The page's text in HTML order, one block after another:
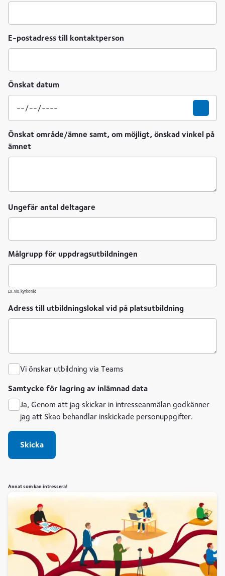
E-postadress till kontaktperson
Önskat datum
Önskat område/ämne samt, om möjligt, önskad vinkel på
ämnet
Ungefär antal deltagare
Målgrupp för uppdragsutbildningen
Ex..vis. kyrkoråd
Adress till utbildningslokal vid på platsutbildning
Vi önskar utbildning via Teams
Samtycke för lagring av inlämnad data
Ja, Genom att jag skickar in intresseanmälan godkänner
jag att Skao behandlar inskickade personuppgifter.
Skicka
Annat som kan intressera!